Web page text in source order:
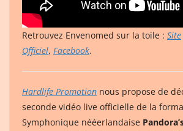
Retrouvez Envenomed sur la toile : Site
Officiel, Facebook.
Hardlife Promotion nous propose de
seconde vidéo live officielle de la
Symphonique nééerlandaise